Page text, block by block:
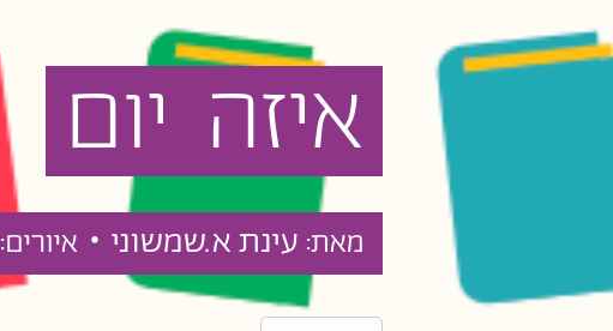
איזה יום
מאת: עינת א.שמשוני • איורים: